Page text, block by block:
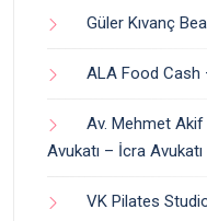
Güler Kıvanç
ALA Food Cash
Av. Mehmet
Avukatı – İcra
VK Pilates